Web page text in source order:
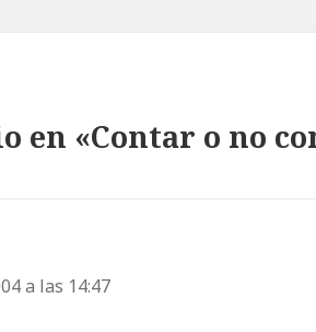
en «Contar o no
a las 14:47